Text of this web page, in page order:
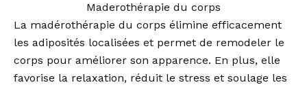
Maderothérapie du corps
La madérothérapie du corps élimine efficacement
les adiposités localisées et permet de remodeler le
corps pour améliorer son apparence. En plus, elle
favorise la relaxation, réduit le stress et soulage les